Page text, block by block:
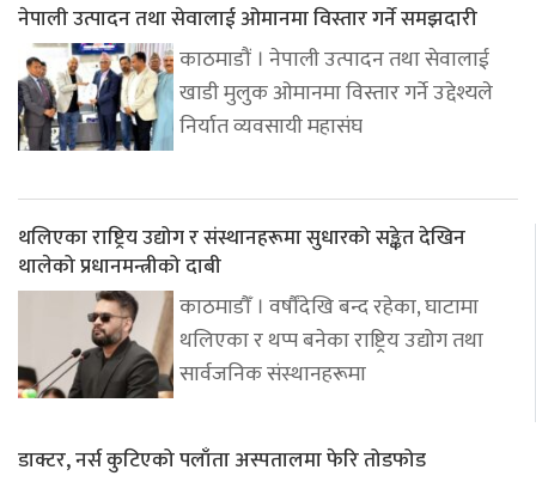
नेपाली उत्पादन तथा सेवालाई ओमानमा विस्तार गर्ने समझदारी
काठमाडौं । नेपाली उत्पादन तथा सेवालाई
खाडी मुलुक ओमानमा विस्तार गर्ने उद्देश्यले
निर्यात व्यवसायी महासंघ
थलिएका राष्ट्रिय उद्योग र संस्थानहरूमा सुधारको सङ्केत देखिन
थालेको प्रधानमन्त्रीको दाबी
काठमाडौँ । वर्षौंदेखि बन्द रहेका, घाटामा
थलिएका र थप्प बनेका राष्ट्रिय उद्योग तथा
सार्वजनिक संस्थानहरूमा
डाक्टर, नर्स कुटिएको पलाँता अस्पतालमा फेरि तोडफोड